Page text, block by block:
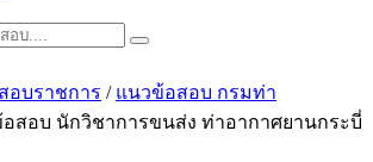
อบราชการ / แนวข้อสอบ กรมท่า
สอบ นักวิชาการขนส่ง ท่าอากาศยานกระบี่